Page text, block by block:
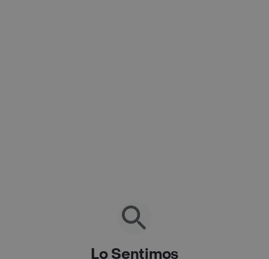
Lo Sentimos